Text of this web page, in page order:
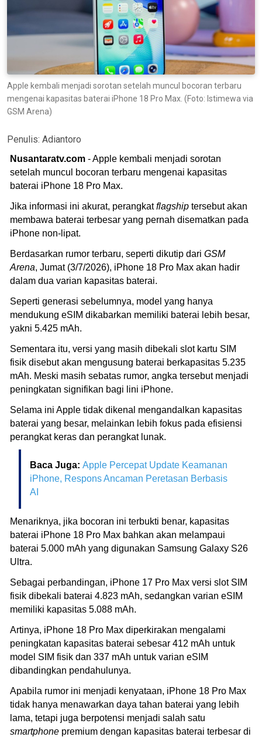
Apple kembali menjadi sorotan setelah muncul bocoran terbaru
mengenai kapasitas baterai iPhone 18 Pro Max. (Foto: Istimewa via
GSM Arena)
Penulis: Adiantoro
Nusantaratv.com - Apple kembali menjadi sorotan
setelah muncul bocoran terbaru mengenai kapasitas
baterai iPhone 18 Pro Max.
Jika informasi ini akurat, perangkatflagship tersebut akan
membawa baterai terbesar yang pernah disematkan pada
iPhone non-lipat.
Berdasarkan rumor terbaru, seperti dikutip dari GSM
Arena, Jumat (3/7/2026), iPhone 18 Pro Max akan hadir
dalam dua varian kapasitas baterai.
Seperti generasi sebelumnya, model yang hanya
mendukung eSIM dikabarkan memiliki baterai lebih besar,
yakni 5.425 mAh.
Sementara itu, versi yang masih dibekali slot kartu SIM
fisik disebut akan mengusung baterai berkapasitas 5.235
mAh. Meski masih sebatas rumor, angka tersebut menjadi
peningkatan signifikan bagi lini iPhone.
Selama ini Apple tidak dikenal mengandalkan kapasitas
baterai yang besar, melainkan lebih fokus pada efisiensi
perangkat keras dan perangkat lunak.
Baca Juga: Apple Percepat Update Keamanan
iPhone, Respons Ancaman Peretasan Berbasis
AI
Menariknya, jika bocoran ini terbukti benar, kapasitas
baterai iPhone 18 Pro Max bahkan akan melampaui
baterai 5.000 mAh yang digunakan Samsung Galaxy S26
Ultra.
Sebagai perbandingan, iPhone 17 Pro Max versi slot SIM
fisik dibekali baterai 4.823 mAh, sedangkan varian eSIM
memiliki kapasitas 5.088 mAh.
Artinya, iPhone 18 Pro Max diperkirakan mengalami
peningkatan kapasitas baterai sebesar 412 mAh untuk
model SIM fisik dan 337 mAh untuk varian eSIM
dibandingkan pendahulunya.
Apabila rumor ini menjadi kenyataan, iPhone 18 Pro Max
tidak hanya menawarkan daya tahan baterai yang lebih
lama, tetapi juga berpotensi menjadi salah satu
smartphone premium dengan kapasitas baterai terbesar di